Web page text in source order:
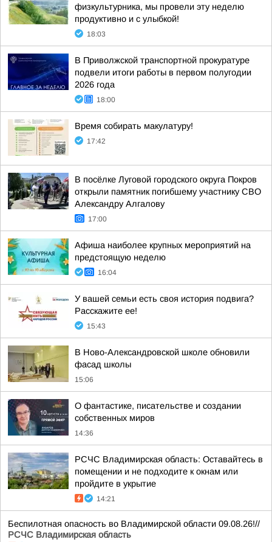
физкультурника, мы провели эту неделю
продуктивно и с улыбкой!
18:03
В Приволжской транспортной прокуратуре
подвели итоги работы в первом полугодии
2026 года
18:00
Время собирать макулатуру!
17:42
В посёлке Луговой городского округа Покров
открыли памятник погибшему участнику СВО
Александру Алгалову
17:00
Афиша наиболее крупных мероприятий на
предстоящую неделю
16:04
У вашей семьи есть своя история подвига?
Расскажите ее!
15:43
В Ново-Александровской школе обновили
фасад школы
15:06
О фантастике, писательстве и создании
собственных миров
14:36
РСЧС Владимирская область: Оставайтесь в
помещении и не подходите к окнам или
пройдите в укрытие
14:21
Беспилотная опасность во Владимирской области 09.08.26!//
РСЧС Владимирская область